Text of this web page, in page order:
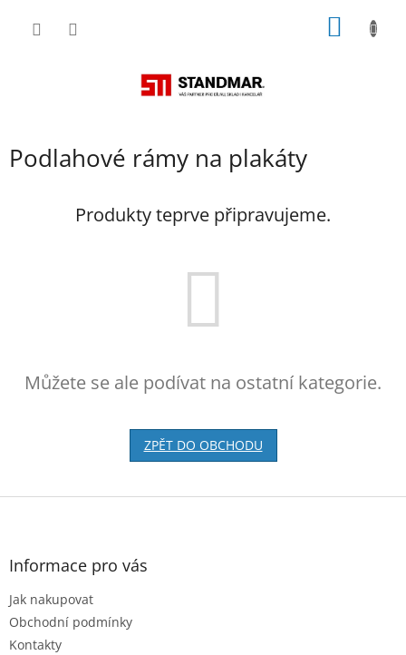
Podlahové rámy na plakáty
Produkty teprve připravujeme.
Můžete se ale podívat na ostatní kategorie.
ZPĚT DO OBCHODU
Z
Informace pro vás
Jak nakupovat
Obchodní podmínky
Kontakty